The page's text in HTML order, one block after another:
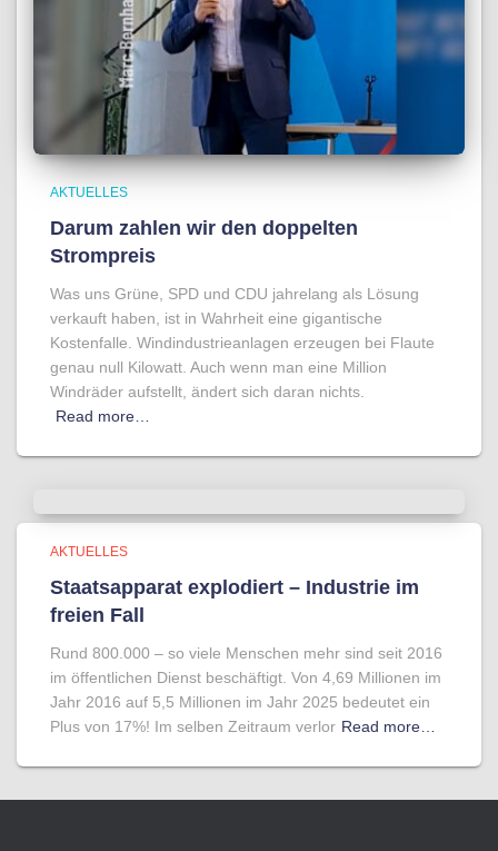
AKTUELLES
Darum zahlen wir den doppelten
Strompreis
Was uns Grüne, SPD und CDU jahrelang als Lösung
verkauft haben, ist in Wahrheit eine gigantische
Kostenfalle. Windindustrieanlagen erzeugen bei Flaute
genau null Kilowatt. Auch wenn man eine Million
Windräder aufstellt, ändert sich daran nichts.
Read more…
AKTUELLES
Staatsapparat explodiert – Industrie im
freien Fall
Rund 800.000 – so viele Menschen mehr sind seit 2016
im öffentlichen Dienst beschäftigt. Von 4,69 Millionen im
Jahr 2016 auf 5,5 Millionen im Jahr 2025 bedeutet ein
Plus von 17%! Im selben Zeitraum verlor Read more…